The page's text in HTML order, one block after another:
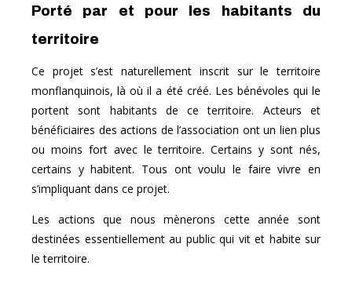
Porté par et pour les habitants du
territoire
Ce projet s’est naturellement inscrit sur le territoire
monflanquinois, là où il a été créé. Les bénévoles qui le
portent sont habitants de ce territoire. Acteurs et
bénéficiaires des actions de l’association ont un lien plus
ou moins fort avec le territoire. Certains y sont nés,
certains y habitent. Tous ont voulu le faire vivre en
s’impliquant dans ce projet.
Les actions que nous mènerons cette année sont
destinées essentiellement au public qui vit et habite sur
le territoire.